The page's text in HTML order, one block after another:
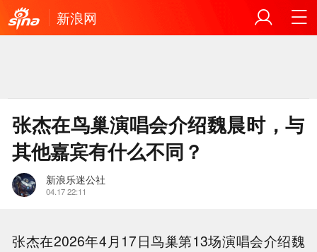
新浪网
张杰在鸟巢演唱会介绍魏晨时，与
其他嘉宾有什么不同？
新浪乐迷公社
04.17 22:11
张杰在2026年4月17日鸟巢第13场演唱会介绍魏